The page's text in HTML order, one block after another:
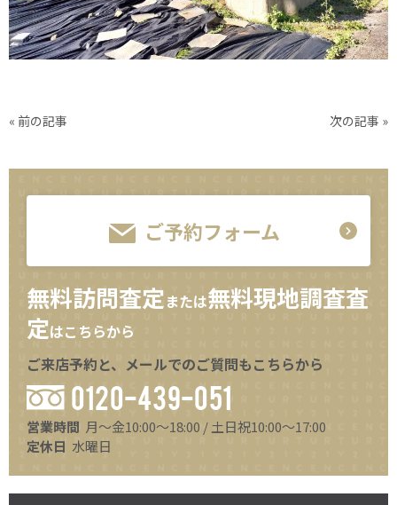
« 前の記事 次の記事 »
ご予約フォーム
無料訪問査定または無料現地調査査
定はこちらから
ご来店予約と、メールでのご質問もこちらから
0120-439-051
営業時間 月～金10:00～18:00 / 土日祝10:00～17:00
定休日 水曜日